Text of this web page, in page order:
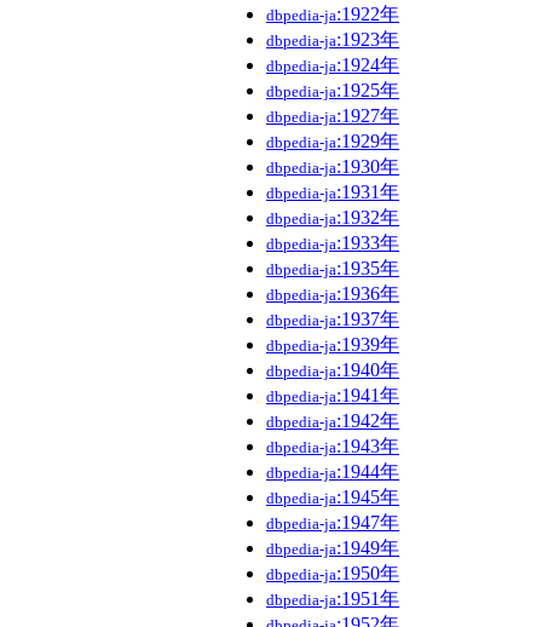
dbpedia-ja:1922年
dbpedia-ja:1923年
dbpedia-ja:1924年
dbpedia-ja:1925年
dbpedia-ja:1927年
dbpedia-ja:1929年
dbpedia-ja:1930年
dbpedia-ja:1931年
dbpedia-ja:1932年
dbpedia-ja:1933年
dbpedia-ja:1935年
dbpedia-ja:1936年
dbpedia-ja:1937年
dbpedia-ja:1939年
dbpedia-ja:1940年
dbpedia-ja:1941年
dbpedia-ja:1942年
dbpedia-ja:1943年
dbpedia-ja:1944年
dbpedia-ja:1945年
dbpedia-ja:1947年
dbpedia-ja:1949年
dbpedia-ja:1950年
dbpedia-ja:1951年